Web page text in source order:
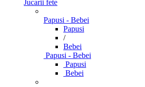
Jucarii fete
Papusi - Bebei
Papusi
/
Bebei
Papusi - Bebei
Papusi
Bebei